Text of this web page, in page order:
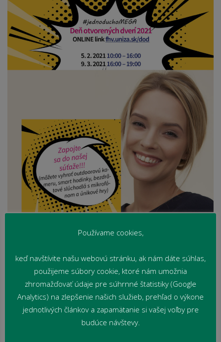
Najnovšie články
Od sebahodnotenia ku konkrétnym krokom zlepšovania
Používame cookies,
keď navštívite našu webovú stránku, ak nám dáte súhlas,
použijeme súbory cookie, ktoré nám umožnia
zhromažďovať údaje pre súhrnné štatistiky (Google
Analytics) na zlepšenie našich služieb, prehľad o výkone
jednotlivých článkov a zapamätanie si vašej voľby pre
budúce návštevy.